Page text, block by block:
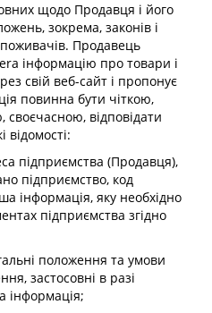
щодо Продавця і його
зокрема, законів і
Продавець
інформацію про товари і
свій веб-сайт і пропонує
повинна бути чіткою,
своєчасною, відповідати
відомості:
підприємства (Продавця),
підприємство, код
інформація, яку необхідно
підприємства згідно
положення та умови
застосовні в разі
інформація;